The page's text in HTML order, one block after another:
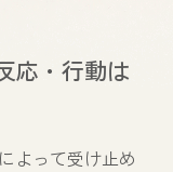
応・行動は
よって受け止め